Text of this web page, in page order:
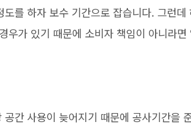
를 하자 보수 기간으로 잡습니다. 그런데
우가 있기 때문에 소비자 책임이 아니라
간 사용이 늦어지기 때문에 공사기간을